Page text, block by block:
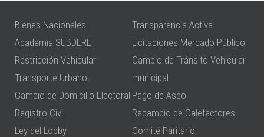
Bienes Nacionales
Academia SUBDERE
Restricción Vehicular
Transporte Urbano
Cambio de Domicilio Electoral
Registro Civil
Ley del Lobby
Transparencia Activa
Licitaciones Mercado Público
Cambio de Tránsito Vehicular
municipal
Pago de Aseo
Recambio de Calefactores
Comité Paritario